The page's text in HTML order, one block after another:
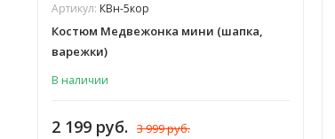
Артикул: КВн-5кор
Костюм Медвежонка мини (шапка,
варежки)
В наличии
2 199 руб. 3 999 руб.